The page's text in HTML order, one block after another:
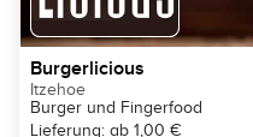
Burgerlicious
Itzehoe
Burger und Fingerfood
Lieferung: ab 1,00 €